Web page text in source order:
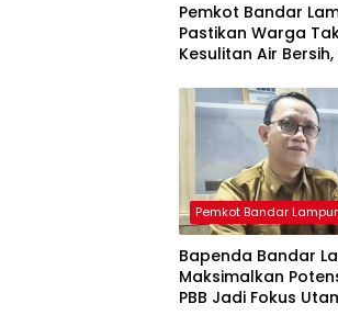
Pemkot Bandar
Pastikan Warga
Kesulitan Air
Pemkot Bandar
Bapenda Bandar
Maksimalkan
PBB Jadi Fokus